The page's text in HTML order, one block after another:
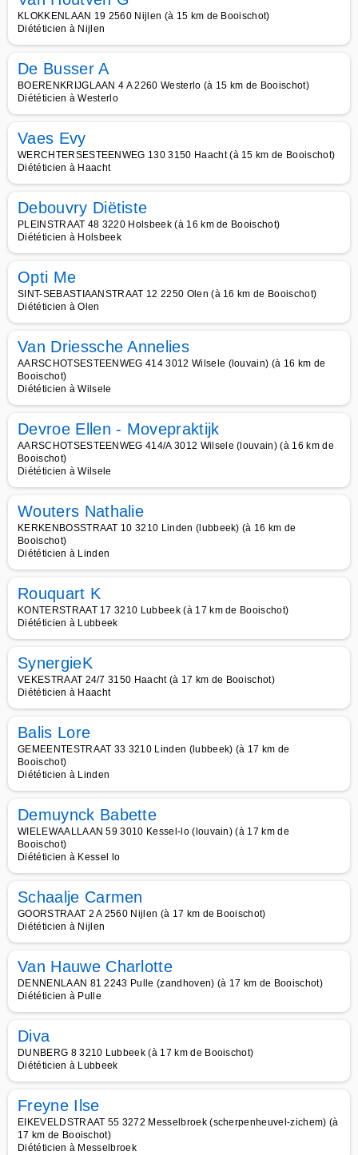
KLOKKENLAAN 19 2560 Nijlen (à 15 km de Booischot)
Diététicien à Nijlen
De Busser A
BOERENKRIJGLAAN 4 A 2260 Westerlo (à 15 km de Booischot)
Diététicien à Westerlo
Vaes Evy
WERCHTERSESTEENWEG 130 3150 Haacht (à 15 km de Booischot)
Diététicien à Haacht
Debouvry Diëtiste
PLEINSTRAAT 48 3220 Holsbeek (à 16 km de Booischot)
Diététicien à Holsbeek
Opti Me
SINT-SEBASTIAANSTRAAT 12 2250 Olen (à 16 km de Booischot)
Diététicien à Olen
Van Driessche Annelies
AARSCHOTSESTEENWEG 414 3012 Wilsele (louvain) (à 16 km de
Booischot)
Diététicien à Wilsele
Devroe Ellen - Movepraktijk
AARSCHOTSESTEENWEG 414/A 3012 Wilsele (louvain) (à 16 km de
Booischot)
Diététicien à Wilsele
Wouters Nathalie
KERKENBOSSTRAAT 10 3210 Linden (lubbeek) (à 16 km de
Booischot)
Diététicien à Linden
Rouquart K
KONTERSTRAAT 17 3210 Lubbeek (à 17 km de Booischot)
Diététicien à Lubbeek
SynergieK
VEKESTRAAT 24/7 3150 Haacht (à 17 km de Booischot)
Diététicien à Haacht
Balis Lore
GEMEENTESTRAAT 33 3210 Linden (lubbeek) (à 17 km de
Booischot)
Diététicien à Linden
Demuynck Babette
WIELEWAALLAAN 59 3010 Kessel-lo (louvain) (à 17 km de
Booischot)
Diététicien à Kessel lo
Schaalje Carmen
GOORSTRAAT 2 A 2560 Nijlen (à 17 km de Booischot)
Diététicien à Nijlen
Van Hauwe Charlotte
DENNENLAAN 81 2243 Pulle (zandhoven) (à 17 km de Booischot)
Diététicien à Pulle
Diva
DUNBERG 8 3210 Lubbeek (à 17 km de Booischot)
Diététicien à Lubbeek
Freyne Ilse
EIKEVELDSTRAAT 55 3272 Messelbroek (scherpenheuvel-zichem) (à
17 km de Booischot)
Diététicien à Messelbroek